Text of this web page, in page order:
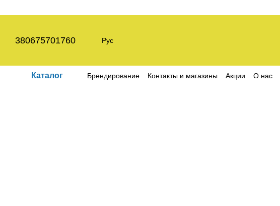
380675701760 Рус
Каталог Брендирование Контакты и магазины Акции О нас